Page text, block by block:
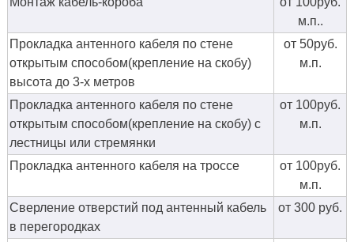
м.п..
Прокладка антенного кабеля по стене
открытым способом(крепление на скобу)
высота до 3-х метров
от 50руб.
м.п.
Прокладка антенного кабеля по стене
открытым способом(крепление на скобу) с
лестницы или стремянки
от 100руб.
м.п.
Прокладка антенного кабеля на троссе
от 100руб.
м.п.
Сверление отверстий под антенный кабель
в перегородках
от 300 руб.